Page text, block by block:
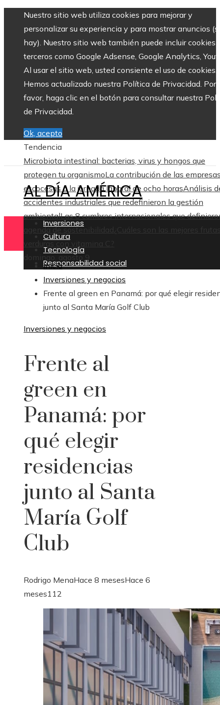
Nuestro sitio web utiliza cookies para mejorar y
personalizar su experiencia y para mostrar anuncios
hay). Nuestro sitio web también puede incluir cookies
terceros como Google Adsense, Google Analytics,
Al usar el sitio web, usted consiente el uso de cookies.
Hemos actualizado nuestra Política de Privacidad. Por
favor, haga clic en el botón para consultar nuestra
de Privacidad.
Ok, acepto
Tendencia
Microbiota intestinal: bacterias, virus y hongos que
protegen tu organismoLa contribución de las
escocesas a la jornada laboral de ocho horasAnálisis
accidentes industriales que redefinieron la gestión
ambientalLas 8 cumbres internacionales que
agenda de sostenibilidad
¿Cuáles son las mejores
verduras con vitamina C?
domingo, agosto 9
AL DÍA AMÉRICA
Inversiones
Cultura
Tecnología
Responsabilidad social
Inicio
Inversiones y negocios
Frente al green en Panamá: por qué elegir
junto al Santa María Golf Club
Inversiones y negocios
Frente al
green en
Panamá: por
qué elegir
residencias
junto al Santa
María Golf
Club
Rodrigo MenaHace 8 mesesHace 6
meses112